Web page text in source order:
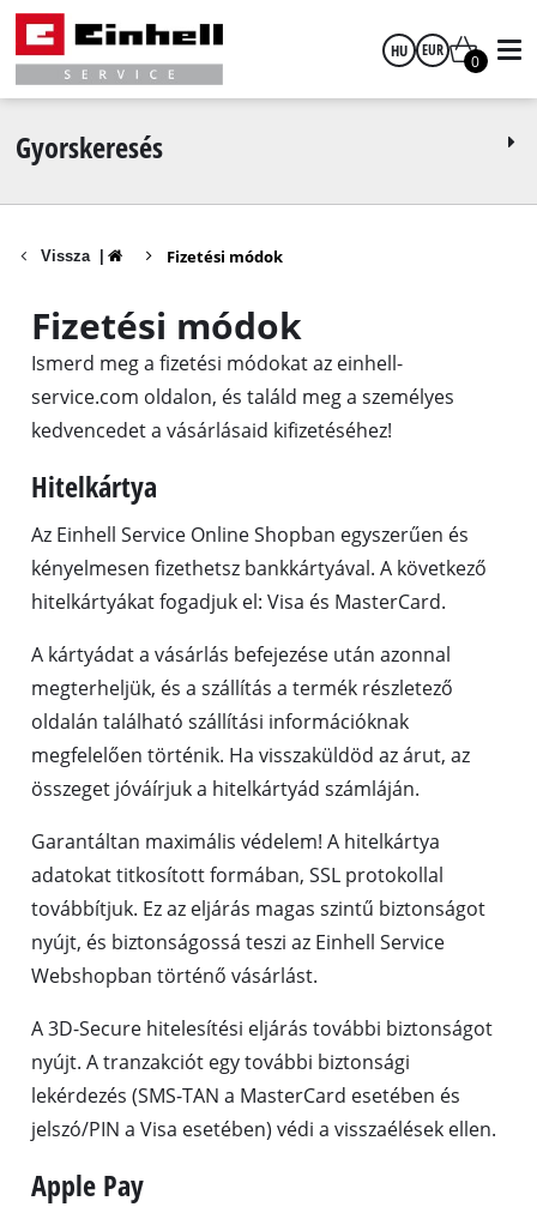
HU EUR
GBP
CZK
0
Gyorskeresés
Vissza Fizetési módok
Fizetési módok
Ismerd meg a fizetési módokat az einhell-
service.com oldalon, és találd meg a személyes
kedvencedet a vásárlásaid kifizetéséhez!
Hitelkártya
Az Einhell Service Online Shopban egyszerűen és
kényelmesen fizethetsz bankkártyával. A következő
hitelkártyákat fogadjuk el: Visa és MasterCard.
A kártyádat a vásárlás befejezése után azonnal
megterheljük, és a szállítás a termék részletező
oldalán található szállítási információknak
megfelelően történik. Ha visszaküldöd az árut, az
összeget jóváírjuk a hitelkártyád számláján.
Garantáltan maximális védelem! A hitelkártya
adatokat titkosított formában, SSL protokollal
továbbítjuk. Ez az eljárás magas szintű biztonságot
nyújt, és biztonságossá teszi az Einhell Service
Webshopban történő vásárlást.
A 3D-Secure hitelesítési eljárás további biztonságot
nyújt. A tranzakciót egy további biztonsági
lekérdezés (SMS-TAN a MasterCard esetében és
jelszó/PIN a Visa esetében) védi a visszaélések ellen.
Apple Pay